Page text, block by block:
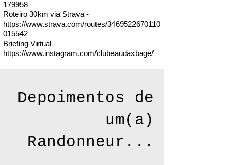
179958
Roteiro 30km via Strava -
https://www.strava.com/routes/3469522670110
015542
Briefing Virtual -
https://www.instagram.com/clubeaudaxbage/
Depoimentos de
um(a)
Randonneur...